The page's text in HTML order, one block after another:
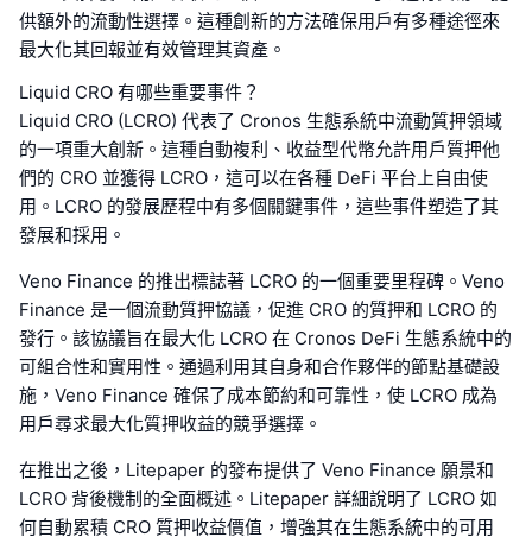
供額外的流動性選擇。這種創新的方法確保用戶有多種途徑來
最大化其回報並有效管理其資產。
Liquid CRO 有哪些重要事件？
Liquid CRO (LCRO) 代表了 Cronos 生態系統中流動質押領域
的一項重大創新。這種自動複利、收益型代幣允許用戶質押他
們的 CRO 並獲得 LCRO，這可以在各種 DeFi 平台上自由使
用。LCRO 的發展歷程中有多個關鍵事件，這些事件塑造了其
發展和採用。
Veno Finance 的推出標誌著 LCRO 的一個重要里程碑。Veno
Finance 是一個流動質押協議，促進 CRO 的質押和 LCRO 的
發行。該協議旨在最大化 LCRO 在 Cronos DeFi 生態系統中的
可組合性和實用性。通過利用其自身和合作夥伴的節點基礎設
施，Veno Finance 確保了成本節約和可靠性，使 LCRO 成為
用戶尋求最大化質押收益的競爭選擇。
在推出之後，Litepaper 的發布提供了 Veno Finance 願景和
LCRO 背後機制的全面概述。Litepaper 詳細說明了 LCRO 如
何自動累積 CRO 質押收益價值，增強其在生態系統中的可用